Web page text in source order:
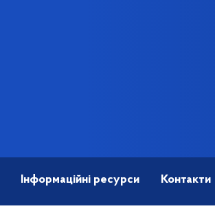
Інформаційні ресурси Контакти